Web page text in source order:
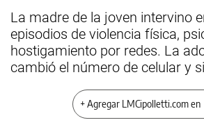
La madre de la joven intervino
episodios de violencia física,
hostigamiento por redes. La
cambió el número de celular y
+ Agregar LMCipolletti.com en